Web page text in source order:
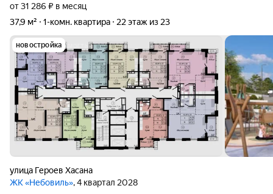
от 31 286 ₽ в месяц
37,9 м²
1-комн. квартира 22 этаж из 23
новостройка
улица Героев Хасана
ЖК «Небовиль», 4 квартал 2028